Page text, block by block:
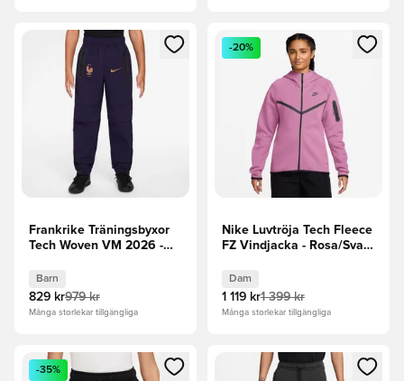
Öppnar en Modal för att logga in eller registrera dig som
Frankrike Träningsbyxor
Tech Woven VM 2026 -
Barn
829 kr979 kr
Många storlekar tillgängliga
Öppnar en Modal för att
-20%
Nike Luvtröja Tech Fleece
FZ Vindjacka - Rosa/Svart
Dam
1 119 kr1 399 kr
Många storlekar tillgängliga
Öppnar en Modal för att logga in eller registrera dig som
-35%
Öppnar en Modal för att